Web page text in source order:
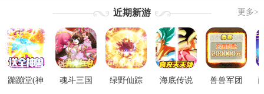
更多>
近期新游
蹦蹦堂(神
魂斗三国
绿野仙踪
海底传说
兽兽军团